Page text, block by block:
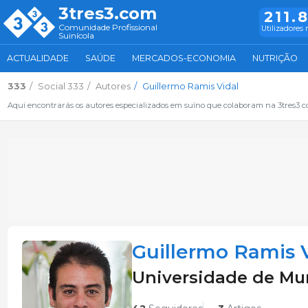
3tres3.com
Comunidade Profissional
Suinícola
Utilizadores
ACTUALIDADE SAÚDE MERCADOS-ECONOMIA NUTRIÇÃO
333 Social 333 Autores Guillermo Ramis Vidal
Aqui encontrarás os autores especializados em suíno que colaboram na 3tres3
Guillermo Ramis
Universidade de